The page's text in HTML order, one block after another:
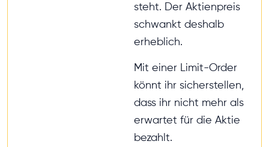
steht. Der Aktienpreis
schwankt deshalb
erheblich.
Mit einer Limit-Order
könnt ihr sicherstellen,
dass ihr nicht mehr als
erwartet für die Aktie
bezahlt.